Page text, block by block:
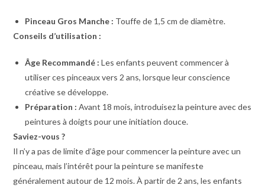
Pinceau Gros Manche : Touffe de 1,5 cm de diamètre.
Conseils d’utilisation :
Âge Recommandé : Les enfants peuvent commencer à
utiliser ces pinceaux vers 2 ans, lorsque leur conscience
créative se développe.
Préparation : Avant 18 mois, introduisez la peinture avec des
peintures à doigts pour une initiation douce.
Saviez-vous ?
Il n’y a pas de limite d’âge pour commencer la peinture avec un
pinceau, mais l’intérêt pour la peinture se manifeste
généralement autour de 12 mois. À partir de 2 ans, les enfants